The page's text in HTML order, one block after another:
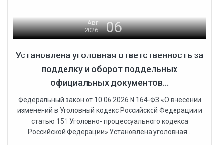
Авг
2026
06
Установлена уголовная ответственность за
подделку и оборот поддельных
официальных документов...
Федеральный закон от 10.06.2026 N 164-ФЗ «О внесении
изменений в Уголовный кодекс Российской Федерации и
статью 151 Уголовно- процессуального кодекса
Российской Федерации» Установлена уголовная...